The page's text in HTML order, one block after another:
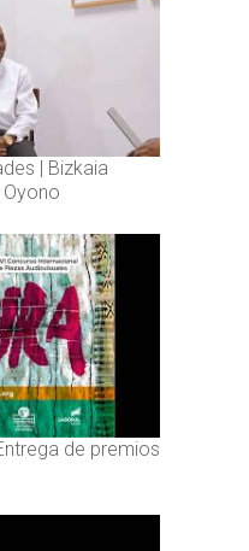
| Bizkaia
de premios